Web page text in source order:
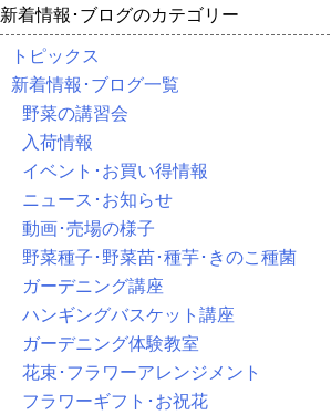
新着情報･ブログのカテゴリー
トピックス
新着情報･ブログ一覧
野菜の講習会
入荷情報
イベント･お買い得情報
ニュース･お知らせ
動画･売場の様子
野菜種子･野菜苗･種芋･きのこ種菌
ガーデニング講座
ハンギングバスケット講座
ガーデニング体験教室
花束･フラワーアレンジメント
フラワーギフト･お祝花